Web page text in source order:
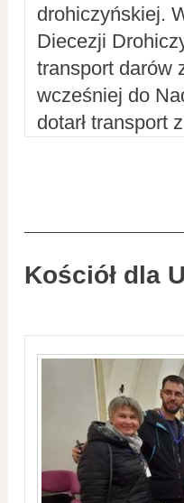
drohiczyńskiej.
Diecezji
transport darów
wcześniej do
dotarł transport
Kościół dla